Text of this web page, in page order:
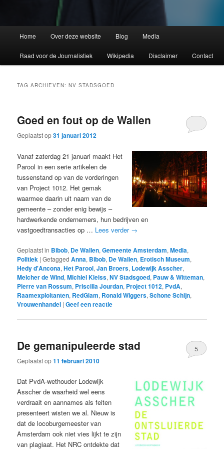
Home Over deze website Blog Media
Raad voor de Journalistiek Wikipedia Disclaimer Contact
TAG ARCHIEVEN:NV STADSGOED
Goed en fout op de Wallen
Geplaatst op31 januari 2012
Vanaf zaterdag 21 januari maakt Het
Parool in een serie artikelen de
tussenstand op van de vorderingen
van Project 1012. Het gemak
waarmee daarin uit naam van de
gemeente – zonder enig bewijs –
hardwerkende ondernemers, hun bedrijven en
vastgoedtransacties op … Lees verder →
Geplaatst in Bibob, De Wallen,Gemeente Amsterdam,Media,
Politiek |Getagged Anna, Bibob, De Wallen, Erotisch Museum,
Hedy d'Ancona,Het Parool,Jan Broers, Lodewijk Asscher,
Melcher de Wind,Michiel Kleiss,NV Stadsgoed, Pauw & Witteman,
Pierre van Rossum, Priscilla Jourdan, Project 1012, PvdA,
Raamexploitanten, RedGlam, Ronald Wiggers,Schone Schijn,
Vrouwenhandel |Geef een reactie
De gemanipuleerde stad
Geplaatst op11 februari 2010
5
Dat PvdA-wethouder Lodewijk
Asscher de waarheid wel eens
verdraait en aannames als feiten
presenteert wisten we al. Nieuw is
dat de locoburgemeester van
Amsterdam ook niet vies lijkt te zijn
van plagiaat. Het NRC ontdekte dat